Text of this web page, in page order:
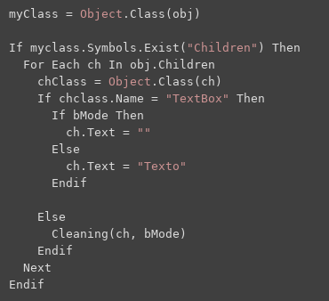
myClass = Object .Class(obj)
If myclass.Symbols.Exist( "Children" ) Then
For Each ch In obj.Children
chClass = Object .Class(ch)
If chclass.Name =
"TextBox"
Then
If bMode Then
ch.Text =
""
Else
ch.Text =
"Texto"
Endif
Else
Cleaning(ch, bMode)
Endif
Next
Endif